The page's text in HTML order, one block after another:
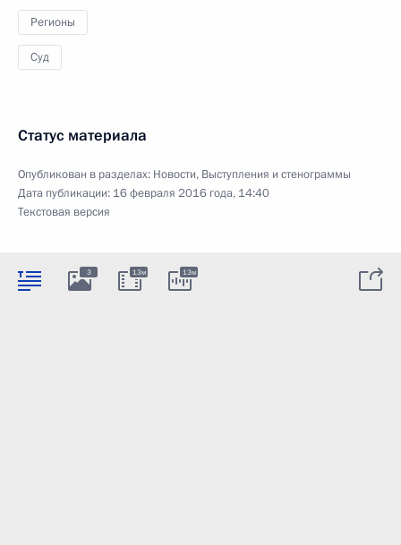
Регионы
Суд
Статус материала
Опубликован в разделах: Новости, Выступления и стенограммы
Дата публикации: 16 февраля 2016 года, 14:40
Текстовая версия
3 13м 13м